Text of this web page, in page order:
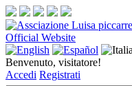
Official Website
Benvenuto, visitatore!
Accedi Registrati